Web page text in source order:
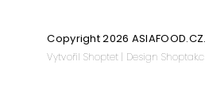
Copyright 2026 ASIAFOOD.CZ
VytvořilShoptet | Design